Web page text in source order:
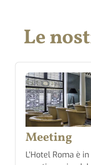
Le
Meeting
L'Hotel Roma è